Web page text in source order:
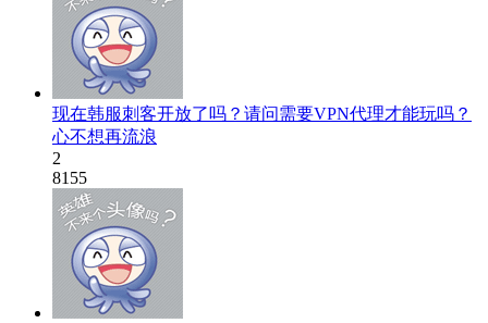
现在韩服刺客开放了吗？请问需要VPN代理才能玩吗？
心不想再流浪
2
8155